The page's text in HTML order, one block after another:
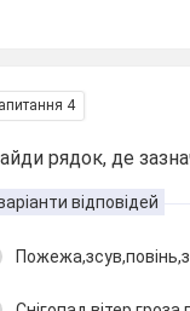
4
рядок, де
відповідей